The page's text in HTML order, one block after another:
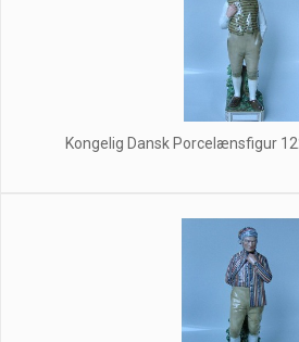
Kongelig Dansk Porcelænsfigur